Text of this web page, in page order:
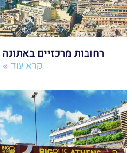
רחובות מרכזיים
קרא עוד »